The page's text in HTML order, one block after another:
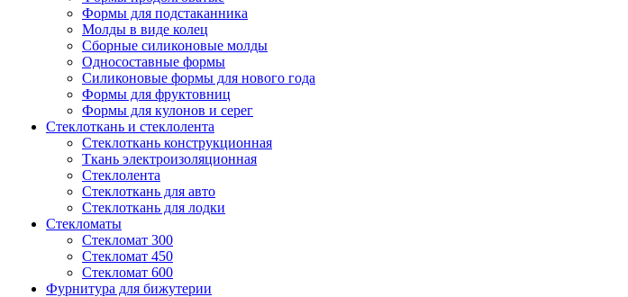
Формы для подстаканника
Молды в виде колец
Сборные силиконовые молды
Односоставные формы
Силиконовые формы для нового года
Формы для фруктовниц
Формы для кулонов и серег
Стеклоткань и стеклолента
Стеклоткань конструкционная
Ткань электроизоляционная
Стеклолента
Стеклоткань для авто
Стеклоткань для лодки
Стекломаты
Стекломат 300
Стекломат 450
Стекломат 600
Фурнитура для бижутерии